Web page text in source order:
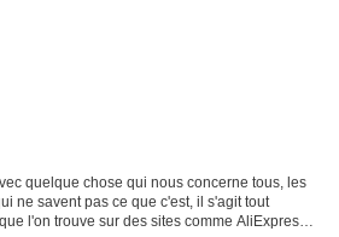
quelque chose qui nous concerne tous, les
ne savent pas ce que c'est, il s'agit tout
l'on trouve sur des sites comme AliExpress